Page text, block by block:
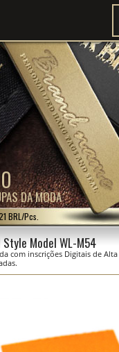
DA MODA
BRL/Pcs.
Model WL-M54
com inscrições Digitais de